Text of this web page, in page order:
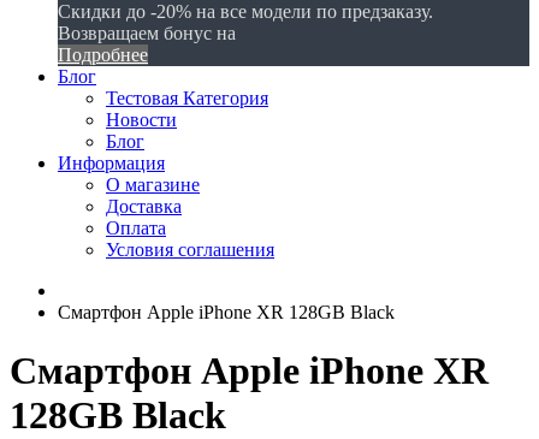
Скидки до -20% на все модели по предзаказу.
Возвращаем бонус на
Подробнее
Блог
Тестовая Категория
Новости
Блог
Информация
О магазине
Доставка
Оплата
Условия соглашения
Смартфон Apple iPhone XR 128GB Black
Смартфон Apple iPhone XR
128GB Black